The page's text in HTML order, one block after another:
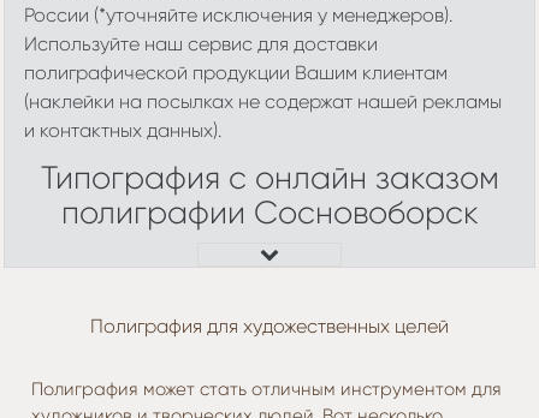
России (*уточняйте исключения у менеджеров).
Используйте наш сервис для доставки
полиграфической продукции Вашим клиентам
(наклейки на посылках не содержат нашей рекламы
и контактных данных).
Типография с онлайн заказом
полиграфии Сосновоборск
Полиграфия для художественных целей
Полиграфия может стать отличным инструментом для